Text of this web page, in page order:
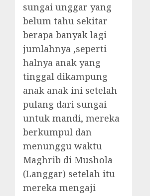
sungai unggar yang
belum tahu sekitar
berapa banyak lagi
jumlahnya ,seperti
halnya anak yang
tinggal dikampung
anak anak ini setelah
pulang dari sungai
untuk mandi, mereka
berkumpul dan
menunggu waktu
Maghrib di Mushola
(Langgar) setelah itu
mereka mengaji